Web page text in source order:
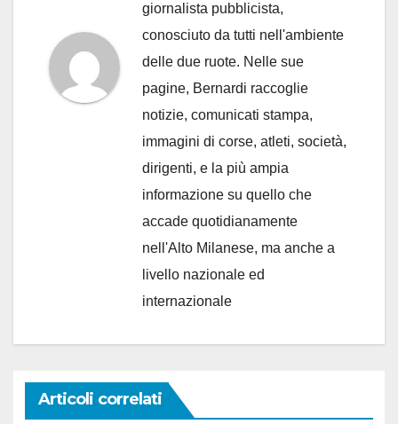
giornalista pubblicista,
conosciuto da tutti nell'ambiente
delle due ruote. Nelle sue
pagine, Bernardi raccoglie
notizie, comunicati stampa,
immagini di corse, atleti, società,
dirigenti, e la più ampia
informazione su quello che
accade quotidianamente
nell'Alto Milanese, ma anche a
livello nazionale ed
internazionale
Articoli correlati